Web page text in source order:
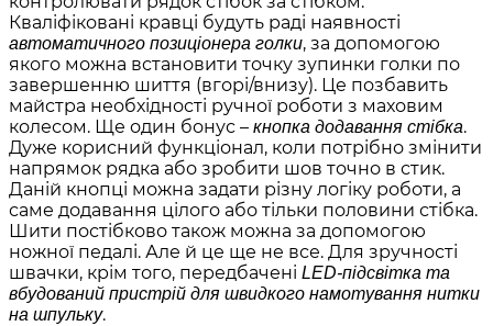
Кваліфіковані кравці будуть раді наявності
автоматичного позиціонера голки, за допомогою
якого можна встановити точку зупинки голки по
завершенню шиття (вгорі/внизу). Це позбавить
майстра необхідності ручної роботи з маховим
колесом. Ще один бонус – кнопка додавання стібка.
Дуже корисний функціонал, коли потрібно змінити
напрямок рядка або зробити шов точно в стик.
Даній кнопці можна задати різну логіку роботи, а
саме додавання цілого або тільки половини стібка.
Шити постібково також можна за допомогою
ножної педалі. Але й це ще не все. Для зручності
швачки, крім того, передбачені LED-підсвітка та
вбудований пристрій для швидкого намотування нитки
на шпульку.